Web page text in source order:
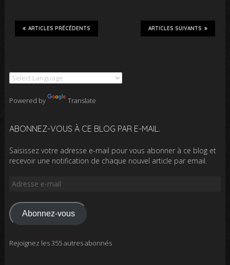
ARTICLES SUIVANTS
ARTICLES PRÉCÉDENTS
Powered by Translate
ABONNEZ-VOUS À CE BLOG PAR E-MAIL.
Saisissez votre adresse e-mail pour vous abonner à ce blog et
recevoir une notification de chaque nouvel article par email.
Adresse
mail
Abonnez-vous
Rejoignez les 355 autres abonnés